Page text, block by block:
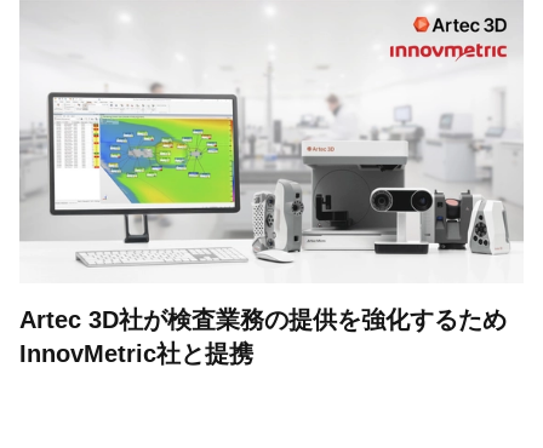
Artec 3D社が検査業務の提供を強化するため
InnovMetric社と提携